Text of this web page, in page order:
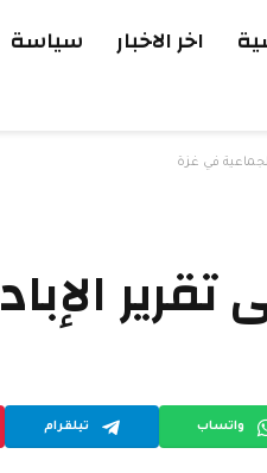
اخر الاخبار سياسة
في غزة
واتساب تيلقرام